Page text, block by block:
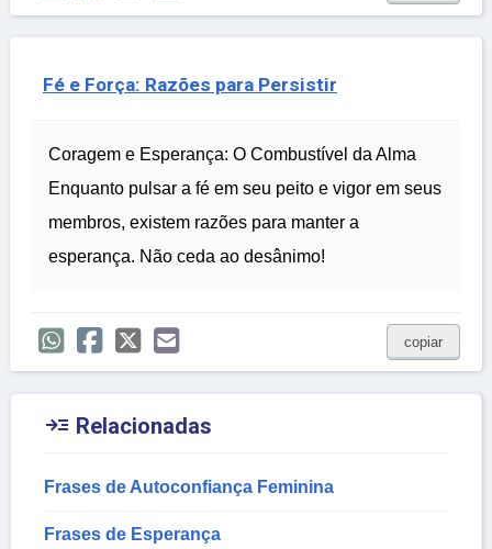
Fé e Força: Razões para Persistir
Coragem e Esperança: O Combustível da Alma
Enquanto pulsar a fé em seu peito e vigor em seus
membros, existem razões para manter a
esperança. Não ceda ao desânimo!
copiar
 Relacionadas
Frases de Autoconfiança Feminina
Frases de Esperança